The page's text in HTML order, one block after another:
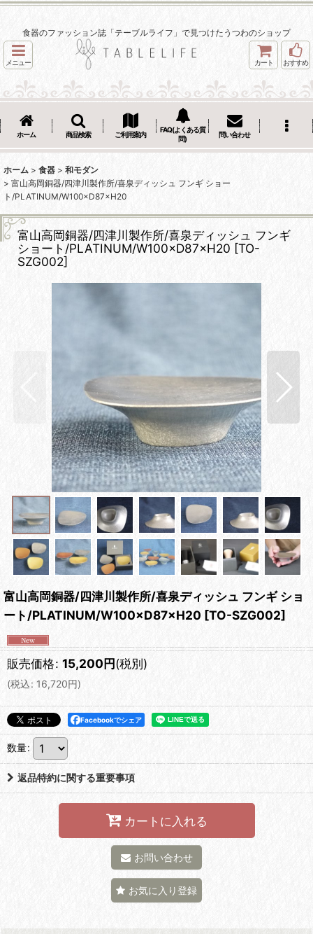
食器のファッション誌「テーブルライフ」で見つけたうつわのショップ
メニュー カート おすすめ
ホーム 商品検索 ご利用案内
FAQ(よくある質
問)
問い合わせ
ホーム > 食器 > 和モダン
> 富山高岡銅器/四津川製作所/喜泉ディッシュ フンギ ショー
ト/PLATINUM/W100×D87×H20
富山高岡銅器/四津川製作所/喜泉ディッシュ フンギ
ショート/PLATINUM/W100×D87×H20 [TO-
SZG002]
富山高岡銅器/四津川製作所/喜泉ディッシュ フンギ ショ
ート/PLATINUM/W100×D87×H20 [TO-SZG002]
販売価格: 15,200円(税別)
(税込: 16,720円)
Facebookでシェア
数量:
返品特約に関する重要事項
カートに入れる
お問い合わせ
お気に入り登録